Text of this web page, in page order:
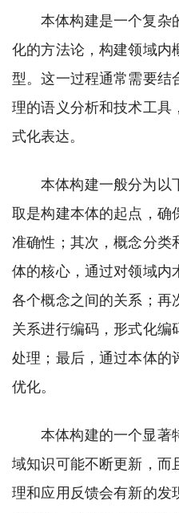
本体构建是一个复杂
化的方法论，构建领域内
型。这一过程通常需要结
理的语义分析和技术工具
式化表达。
本体构建一般分为以
取是构建本体的起点，确
准确性；其次，概念分类
体的核心，通过对领域内
各个概念之间的关系；再
关系进行编码，形式化编
处理；最后，通过本体的
优化。
本体构建的一个显著
域知识可能不断更新，而
理和应用反馈会有新的发